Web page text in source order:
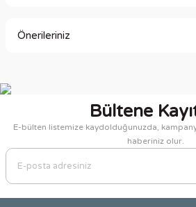
Önerileriniz
Görüş ve önerileriniz için teşekkür ederiz.
Ürün resmi kalitesiz, bozuk veya
Ürün açıklamasında eksik bilgiler
Ürün bilgilerinde hatalar bulunuyor.
Bültene
E-bülten listemize kaydolduğunuzda,
haberiniz olur.